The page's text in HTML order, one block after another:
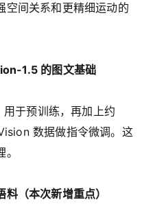
空间关系和更精细运动的
1.5 的图文基础
于预训练，再加上约
数据做指令微调。这
（本次新增重点）